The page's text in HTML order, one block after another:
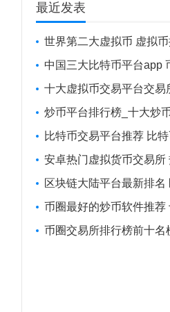
最近发表
世界第二大虚拟币 虚拟
中国三大比特币平台app
十大虚拟币交易平台交易
球10大比特币平台排名
炒币平台排行榜_十大炒
比特币交易平台推荐 比
安卓热门虚拟货币交易所
易所排行榜
区块链大陆平台最新排名
户量排名
币圈最好的炒币软件推荐
币软件一览
币圈交易所排行榜前十名